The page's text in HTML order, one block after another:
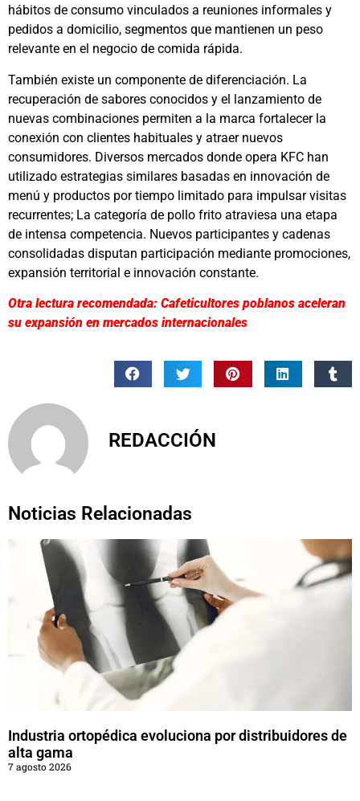
hábitos de consumo vinculados a reuniones informales y
pedidos a domicilio, segmentos que mantienen un peso
relevante en el negocio de comida rápida.
También existe un componente de diferenciación. La
recuperación de sabores conocidos y el lanzamiento de
nuevas combinaciones permiten a la marca fortalecer la
conexión con clientes habituales y atraer nuevos
consumidores. Diversos mercados donde opera KFC han
utilizado estrategias similares basadas en innovación de
menú y productos por tiempo limitado para impulsar visitas
recurrentes; La categoría de pollo frito atraviesa una etapa
de intensa competencia. Nuevos participantes y cadenas
consolidadas disputan participación mediante promociones,
expansión territorial e innovación constante.
Otra lectura recomendada: Cafeticultores poblanos aceleran
su expansión en mercados internacionales
REDACCIÓN
Noticias Relacionadas
Industria ortopédica evoluciona por distribuidores de
alta gama
7 agosto 2026